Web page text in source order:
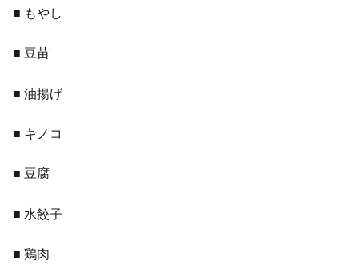
■ もやし
■ 豆苗
■ 油揚げ
■ キノコ
■ 豆腐
■ 水餃子
■ 鶏肉